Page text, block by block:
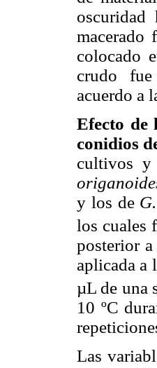
colocado
crudo fue
acuerdo a
Efecto de
conidios
cultivos y
y los deG.
los cuales
posterior
aplicada a
µL de una
10 ºC
Las